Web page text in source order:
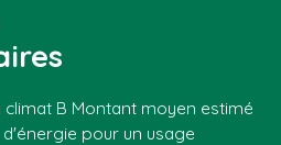
climat B Montant moyen estimé
pour un usage